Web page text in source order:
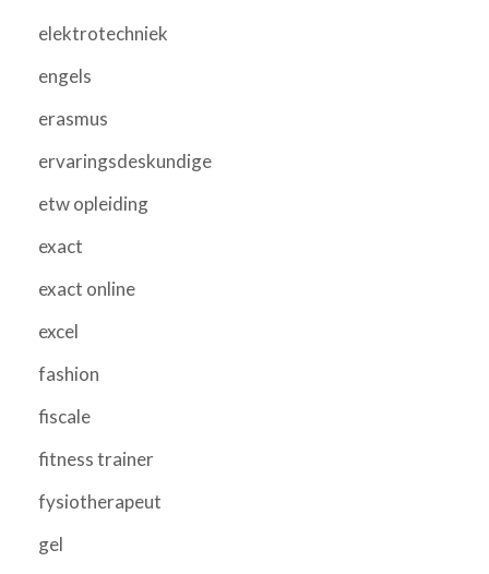
elektrotechniek
engels
erasmus
ervaringsdeskundige
etw opleiding
exact
exact online
excel
fashion
fiscale
fitness trainer
fysiotherapeut
gel